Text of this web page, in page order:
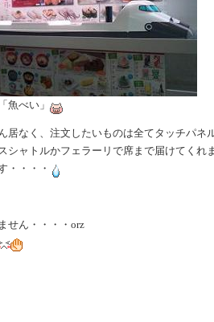
魚べい」
居なく、注文したいものは全てタッチパネ
シャトルかフェラーリで席まで届けてくれ
・・・・
せん・・・・orz